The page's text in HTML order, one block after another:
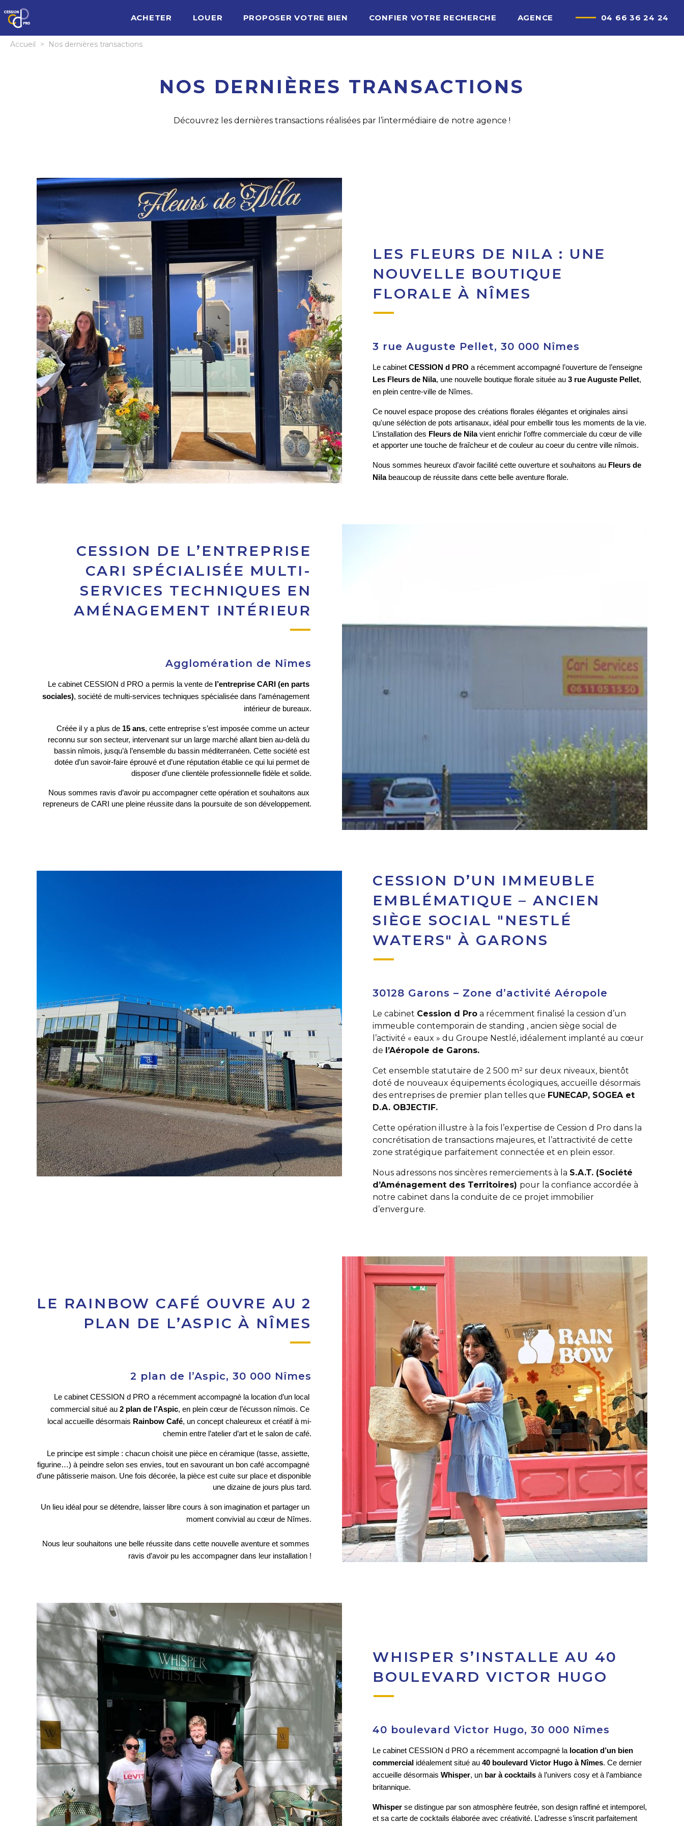
ACHETER LOUER PROPOSER VOTRE BIEN CONFIER VOTRE RECHERCHE AGENCE 04 66 36 24 24
Accueil > Nos dernières transactions
NOS DERNIÈRES TRANSACTIONS
Découvrez les dernières transactions réalisées par l’intermédiaire de notre agence !
LES FLEURS DE NILA : UNE
NOUVELLE BOUTIQUE
FLORALE À NÎMES
3 rue Auguste Pellet, 30 000 Nîmes
Le cabinet CESSION d PRO
Les Fleurs de Nila, une nouvelle boutique florale située au 3 rue Auguste Pellet,
en plein centre-ville de Nîmes.
Ce nouvel espace propose des créations florales élégantes et originales ainsi
qu'une séléction de pots artisanaux, idéal pour embellir tous les moments de la vie.
L’installation des Fleurs de Nila vient enrichir l’offre commerciale du cœur de ville
et apporter une touche de fraîcheur et de couleur au coeur du centre ville nîmois.
Nous sommes heureux d’avoir facilité cette ouverture et souhaitons au Fleurs de
Nila beaucoup de réussite dans cette belle aventure florale.
CESSION DE L’ENTREPRISE
CARI SPÉCIALISÉE MULTI-
SERVICES TECHNIQUES EN
AMÉNAGEMENT INTÉRIEUR
Agglomération de Nîmes
Le cabinet CESSION d PRO a permis la vente de l’entreprise CARI (en parts
sociales), société de multi-services techniques spécialisée dans l’aménagement
intérieur de bureaux.
Créée il y a plus de 15 ans, cette entreprise s’est imposée comme un acteur
reconnu sur son secteur, intervenant sur un large marché allant bien au-delà du
bassin nîmois, jusqu’à l’ensemble du bassin méditerranéen. Cette société est
dotée d’un savoir-faire éprouvé et d’une réputation établie ce qui lui permet de
disposer d’une clientèle professionnelle fidèle et solide.
Nous sommes ravis d’avoir pu accompagner cette opération et souhaitons aux
repreneurs de CARI une pleine réussite dans la poursuite de son développement.
CESSION D’UN IMMEUBLE
EMBLÉMATIQUE – ANCIEN
SIÈGE SOCIAL "NESTLÉ
WATERS" À GARONS
30128 Garons – Zone d’activité Aéropole
Le cabinet Cession d Pro a récemment finalisé la cession d’un
immeuble contemporain de standing , ancien siège social de
l’activité « eaux » du Groupe Nestlé, idéalement implanté au cœur
de l’Aéropole de Garons.
Cet ensemble statutaire de 2 500 m² sur deux niveaux, bientôt
doté de nouveaux équipements écologiques, accueille désormais
des entreprises de premier plan telles que FUNECAP, SOGEA et
D.A. OBJECTIF.
Cette opération illustre à la fois l’expertise de Cession d Pro dans la
concrétisation de transactions majeures, et l’attractivité de cette
zone stratégique parfaitement connectée et en plein essor.
Nous adressons nos sincères remerciements à la S.A.T. (Société
d’Aménagement des Territoires) pour la confiance accordée à
notre cabinet dans la conduite de ce projet immobilier
d’envergure.
LE RAINBOW CAFÉ OUVRE AU 2
PLAN DE L’ASPIC À NÎMES
2 plan de l’Aspic, 30 000 Nîmes
Le cabinet CESSION d PRO a récemment accompagné la location d’un local
commercial situé au 2 plan de l’Aspic, en plein cœur de l’écusson nîmois. Ce
local accueille désormais Rainbow Café, un concept chaleureux et créatif à mi-
chemin entre l’atelier d’art et le salon de café.
Le principe est simple : chacun choisit une pièce en céramique (tasse, assiette,
figurine…) à peindre selon ses envies, tout en savourant un bon café accompagné
d’une pâtisserie maison. Une fois décorée, la pièce est cuite sur place et disponible
une dizaine de jours plus tard.
Un lieu idéal pour se détendre, laisser libre cours à son imagination et partager un
moment convivial au cœur de Nîmes.
Nous leur souhaitons une belle réussite dans cette nouvelle aventure et sommes
ravis d’avoir pu les accompagner dans leur installation !
WHISPER S’INSTALLE AU 40
BOULEVARD VICTOR HUGO
40 boulevard Victor Hugo, 30 000 Nîmes
Le cabinet CESSION d PRO a récemment accompagné la location d’un bien
commercial idéalement situé au 40 boulevard Victor Hugo à Nîmes. Ce dernier
accueille désormais Whisper, un bar à cocktails à l’univers cosy et à l’ambiance
britannique.
Whisper se distingue par son atmosphère feutrée, son design raffiné et intemporel,
et sa carte de cocktails élaborée avec créativité. L’adresse s’inscrit parfaitement